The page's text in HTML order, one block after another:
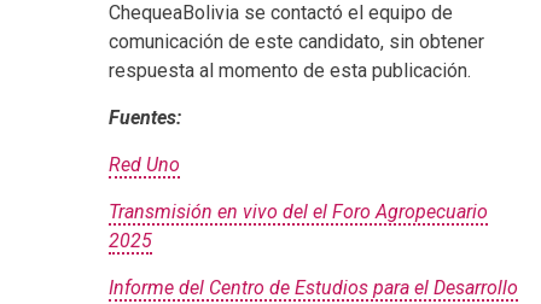
ChequeaBolivia se contactó el equipo de
comunicación de este candidato, sin obtener
respuesta al momento de esta publicación.
Fuentes:
Red Uno
Transmisión en vivo del el Foro Agropecuario
2025
Informe del Centro de Estudios para el Desarrollo